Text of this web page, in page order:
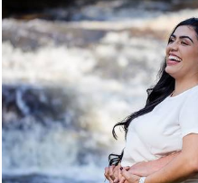
1570